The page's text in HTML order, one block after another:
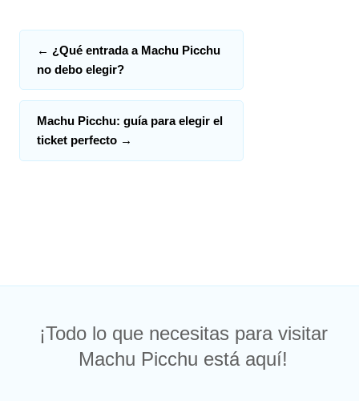
← ¿Qué entrada a Machu Picchu
no debo elegir?
Machu Picchu: guía para elegir el
ticket perfecto →
¡Todo lo que necesitas para visitar
Machu Picchu está aquí!